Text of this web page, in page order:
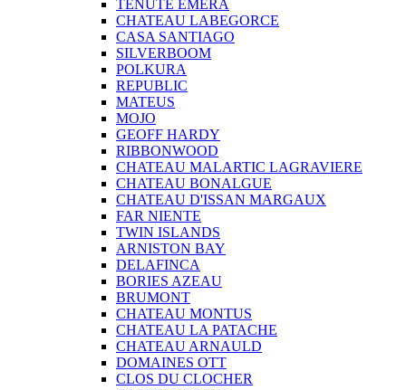
TENUTE EMERA
CHATEAU LABEGORCE
CASA SANTIAGO
SILVERBOOM
POLKURA
REPUBLIC
MATEUS
MOJO
GEOFF HARDY
RIBBONWOOD
CHATEAU MALARTIC LAGRAVIERE
CHATEAU BONALGUE
CHATEAU D'ISSAN MARGAUX
FAR NIENTE
TWIN ISLANDS
ARNISTON BAY
DELAFINCA
BORIES AZEAU
BRUMONT
CHATEAU MONTUS
CHATEAU LA PATACHE
CHATEAU ARNAULD
DOMAINES OTT
CLOS DU CLOCHER